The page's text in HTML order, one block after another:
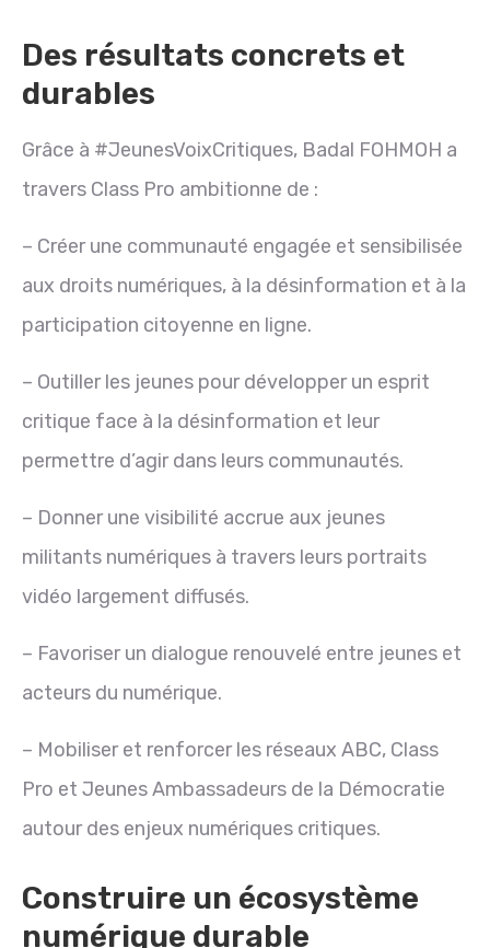
Des résultats concrets et
durables
Grâce à #JeunesVoixCritiques, Badal FOHMOH a
travers Class Pro ambitionne de :
– Créer une communauté engagée et sensibilisée
aux droits numériques, à la désinformation et à la
participation citoyenne en ligne.
– Outiller les jeunes pour développer un esprit
critique face à la désinformation et leur
permettre d’agir dans leurs communautés.
– Donner une visibilité accrue aux jeunes
militants numériques à travers leurs portraits
vidéo largement diffusés.
– Favoriser un dialogue renouvelé entre jeunes et
acteurs du numérique.
– Mobiliser et renforcer les réseaux ABC, Class
Pro et Jeunes Ambassadeurs de la Démocratie
autour des enjeux numériques critiques.
Construire un écosystème
numérique durable